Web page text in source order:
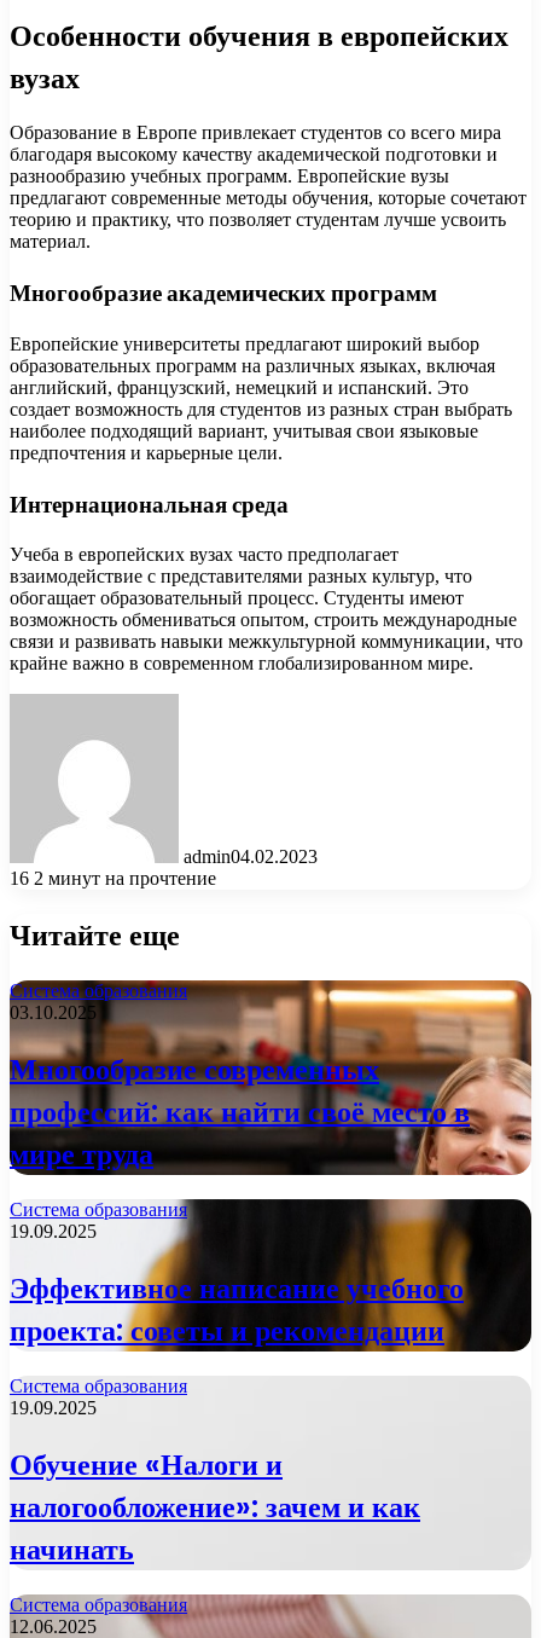
Особенности обучения в европейских
вузах
Образование в Европе привлекает студентов со всего мира
благодаря высокому качеству академической подготовки и
разнообразию учебных программ. Европейские вузы
предлагают современные методы обучения, которые сочетают
теорию и практику, что позволяет студентам лучше усвоить
материал.
Многообразие академических программ
Европейские университеты предлагают широкий выбор
образовательных программ на различных языках, включая
английский, французский, немецкий и испанский. Это
создает возможность для студентов из разных стран выбрать
наиболее подходящий вариант, учитывая свои языковые
предпочтения и карьерные цели.
Интернациональная среда
Учеба в европейских вузах часто предполагает
взаимодействие с представителями разных культур, что
обогащает образовательный процесс. Студенты имеют
возможность обмениваться опытом, строить международные
связи и развивать навыки межкультурной коммуникации, что
крайне важно в современном глобализированном мире.
admin04.02.2023
16 2 минут на прочтение
Читайте еще
Система образования
03.10.2025
Многообразие современных
профессий: как найти своё место в
мире труда
Система образования
19.09.2025
Эффективное написание учебного
проекта: советы и рекомендации
Система образования
19.09.2025
Обучение «Налоги и
налогообложение»: зачем и как
начинать
Система образования
12.06.2025